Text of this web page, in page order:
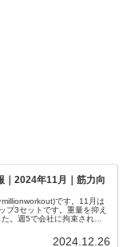
｜2024年11月｜筋力向
です。11月は
プ3セットです。重量を抑え
。週5で会社に拘束される
2024.12.26